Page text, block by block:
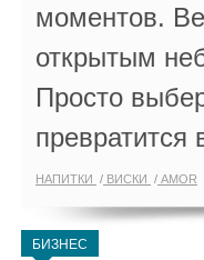
моментов.
открытым
Просто
превратится
НАПИТКИ ВИСКИ AMOR
БИЗНЕС